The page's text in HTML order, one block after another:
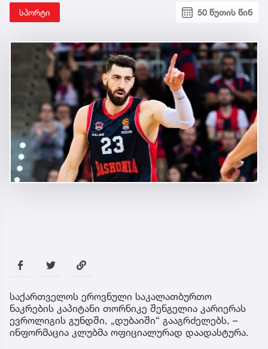
სპორტი 50 წუთის წინ
საქართველოს ეროვნული საკალათბურთო
ნაკრების კაპიტანი თორნიკე შენგელია კარიერას
ევროლიგის გუნდში, „დუბაიში“ გააგრძელებს, –
ინფორმაცია კლუბმა ოფიციალურად დაადასტურა.